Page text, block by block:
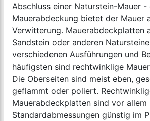
Abschluss einer Naturstein-Mauer -
Mauerabdeckung bietet der Mauer
Verwitterung. Mauerabdeckplatten
Sandstein oder anderen
verschiedenen Ausführungen und
häufigsten sind rechtwinklige
Die Oberseiten sind meist eben,
geflammt oder poliert.
Mauerabdeckplatten sind vor allem
Standardabmessungen günstig im